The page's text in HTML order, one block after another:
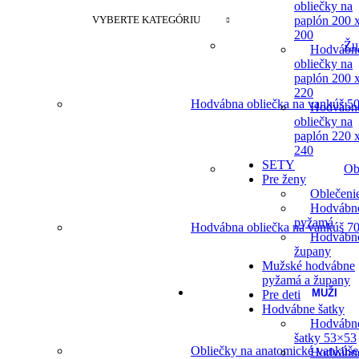
MUŽI
VYBERTE KATEGÓRIU
obliečky na
paplón 200
200
obliečky na
paplón 200
220
obliečky na
paplón 220
240
SETY
Pre ženy
pyžamá
župany
Mužské hodvábne
pyžamá a župany
Pre deti
Hodvábne šatky
šatky 53×53
Hodvábna obliečka na vankúš
Hodvábna obliečka na vankúš
Obliečky na anatomické